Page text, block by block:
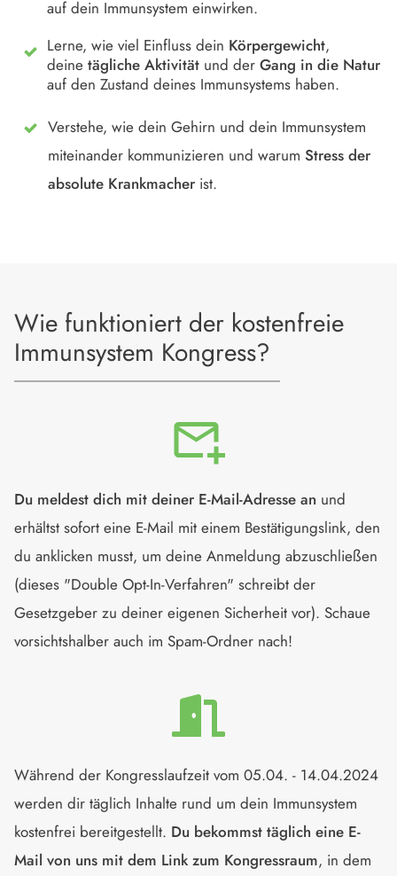
auf dein Immunsystem einwirken.
Lerne, wie viel Einfluss dein Körpergewicht,
deine tägliche Aktivität und der Gang in die Natur
auf den Zustand deines Immunsystems haben.
Verstehe, wie dein Gehirn und dein Immunsystem
miteinander kommunizieren und warum Stress der
absolute Krankmacher ist.
Wie funktioniert der kostenfreie
Immunsystem Kongress?
Du meldest dich mit deiner E-Mail-Adresse an und
erhältst sofort eine E-Mail mit einem Bestätigungslink, den
du anklicken musst, um deine Anmeldung abzuschließen
(dieses "Double Opt-In-Verfahren" schreibt der
Gesetzgeber zu deiner eigenen Sicherheit vor). Schaue
vorsichtshalber auch im Spam-Ordner nach!
Während der Kongresslaufzeit vom 05.04. - 14.04.2024
werden dir täglich Inhalte rund um dein Immunsystem
kostenfrei bereitgestellt. Du bekommst täglich eine E-
Mail von uns mit dem Link zum Kongressraum, in dem